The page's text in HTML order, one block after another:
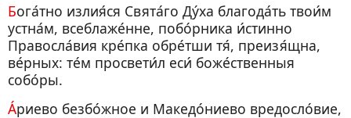
Бога́тно излия́ся Свята́го Ду́ха благода́ть твои́м
устна́м, всеблаже́нне, побо́рника и́стинно
Правосла́вия кре́пка обре́тши тя́, преизя́щна,
ве́рных: те́м просвети́л еси́ боже́ственныя
собо́ры.
А́риево безбо́жное и Македо́ниево вредосло́вие,